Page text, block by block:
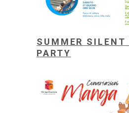
SUMMER SILENT
PARTY